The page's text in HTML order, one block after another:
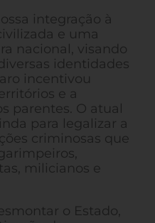
integração à
e uma
nacional, visando
identidades
incentivou
e a
parentes. O atual
para legalizar a
criminosas que
milicianos e
o Estado,